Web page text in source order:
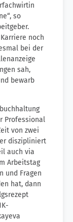
so
noch
bei der
sah,
bewarb
Professional
von zwei
diszipliniert
auch via
Arbeitstag
und Fragen
hat, dann